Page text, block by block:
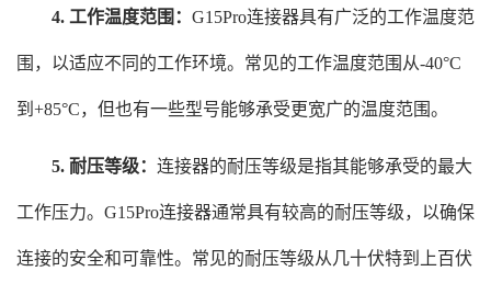
4. 工作温度范围： G15Pro连接器具有广泛的工作温度范
围，以适应不同的工作环境。常见的工作温度范围从-40°C
到+85°C，但也有一些型号能够承受更宽广的温度范围。
5. 耐压等级： 连接器的耐压等级是指其能够承受的最大
工作压力。G15Pro连接器通常具有较高的耐压等级，以确保
连接的安全和可靠性。常见的耐压等级从几十伏特到上百伏